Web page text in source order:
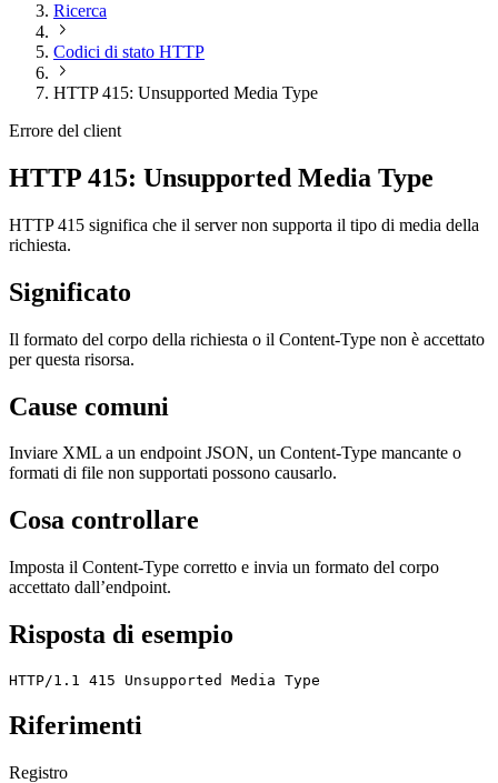
Ricerca
Codici di stato HTTP
HTTP 415: Unsupported Media Type
Errore del client
HTTP 415: Unsupported Media Type
HTTP 415 significa che il server non supporta il tipo di media della
richiesta.
Significato
Il formato del corpo della richiesta o il Content-Type non è accettato
per questa risorsa.
Cause comuni
Inviare XML a un endpoint JSON, un Content-Type mancante o
formati di file non supportati possono causarlo.
Cosa controllare
Imposta il Content-Type corretto e invia un formato del corpo
accettato dall’endpoint.
Risposta di esempio
HTTP/1.1 415 Unsupported Media Type
Riferimenti
Registro